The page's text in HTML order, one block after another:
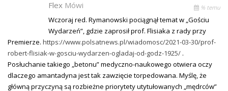
Flex Mówi % temu
Wczoraj red. Rymanowski pociągnął temat w „Gościu
Wydarzeń”, gdzie zaprosił prof. Flisiaka z rady przy
Premierze. https://www.polsatnews.pl/wiadomosc/2021-03-30/prof-
robert-flisiak-w-gosciu-wydarzen-ogladaj-od-godz-1925/ .
Posłuchanie takiego „betonu” medyczno-naukowego otwiera oczy
dlaczego amantadyna jest tak zawzięcie torpedowana. Myślę, że
główną przyczyną są rozbieżne priorytety utytułowanych „mędrców”